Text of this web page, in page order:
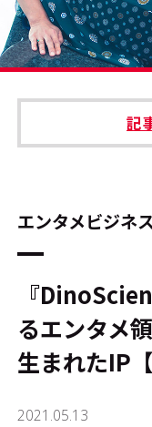
運営会社
本サイトご利
記
エンタメビジネ
『
るエンタメ
生まれたIP【
2021.05.13